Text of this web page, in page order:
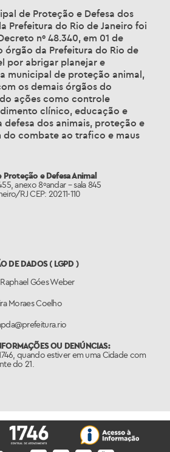
de Proteção e Defesa dos
Prefeitura do Rio de Janeiro foi
nº 48.340, em 01 de
órgão da Prefeitura do Rio de
por abrigar planejar e
municipal de proteção animal,
os demais órgãos do
ações como controle
clínico, educação e
defesa dos animais, proteção e
do combate ao trafico e maus
e Defesa Animal
anexo 8ºandar – sala 845
RJ CEP: 20211-110
DE DADOS ( LGPD )
Góes Weber
Moraes Coelho
OU DENÚNCIAS:
quando estiver em uma Cidade com
do 21.